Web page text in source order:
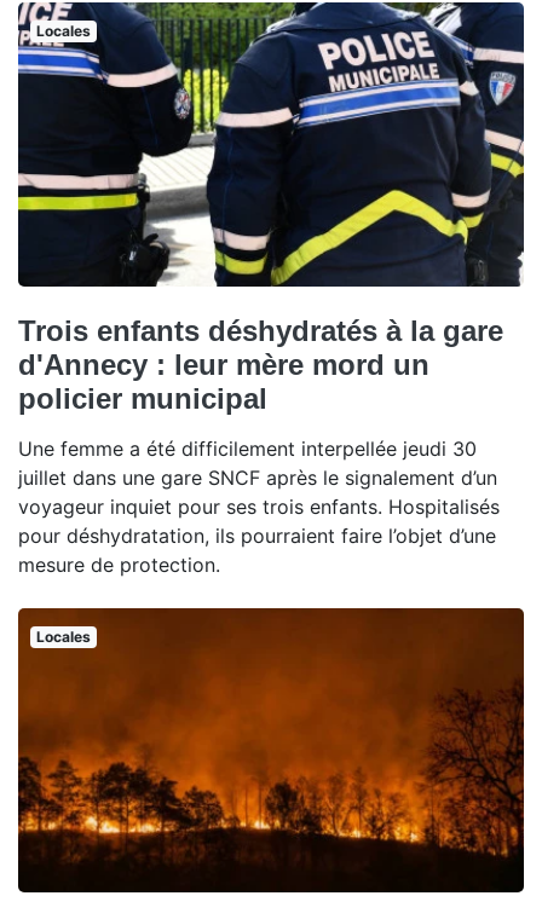
Locales
Trois enfants déshydratés à la gare
d'Annecy : leur mère mord un
policier municipal
Une femme a été difficilement interpellée jeudi 30
juillet dans une gare SNCF après le signalement d’un
voyageur inquiet pour ses trois enfants. Hospitalisés
pour déshydratation, ils pourraient faire l’objet d’une
mesure de protection.
Locales